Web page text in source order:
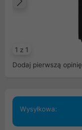
1 z 1
Dodaj pierwszą opinię
Wysyłkowa: